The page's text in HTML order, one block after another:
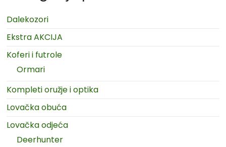
Dalekozori
Ekstra AKCIJA
Koferi i futrole
Ormari
Kompleti oružje i optika
Lovačka obuća
Lovačka odjeća
Deerhunter